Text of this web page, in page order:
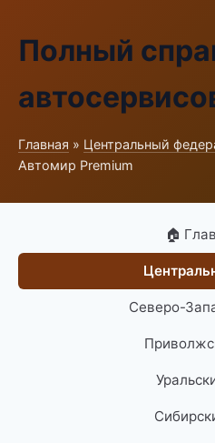
Полный
Главная » Центральный
Автомир Premium
🏠
Северо-